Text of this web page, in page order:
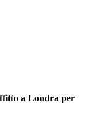
a Londra per